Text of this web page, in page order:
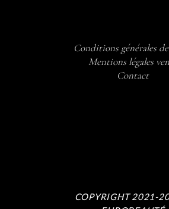
Conditions générales
Mentions légales
Contact
COPYRIGHT 2021-